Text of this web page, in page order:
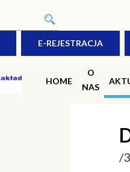
E-REJESTRACJA
HOME
O
NAS
/